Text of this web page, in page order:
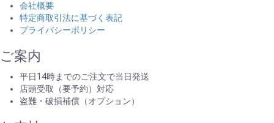
会社概要
特定商取引法に基づく表記
プライバシーポリシー
ご案内
平日14時までのご注文で当日発送
店頭受取（要予約）対応
盗難・破損補償（オプション）